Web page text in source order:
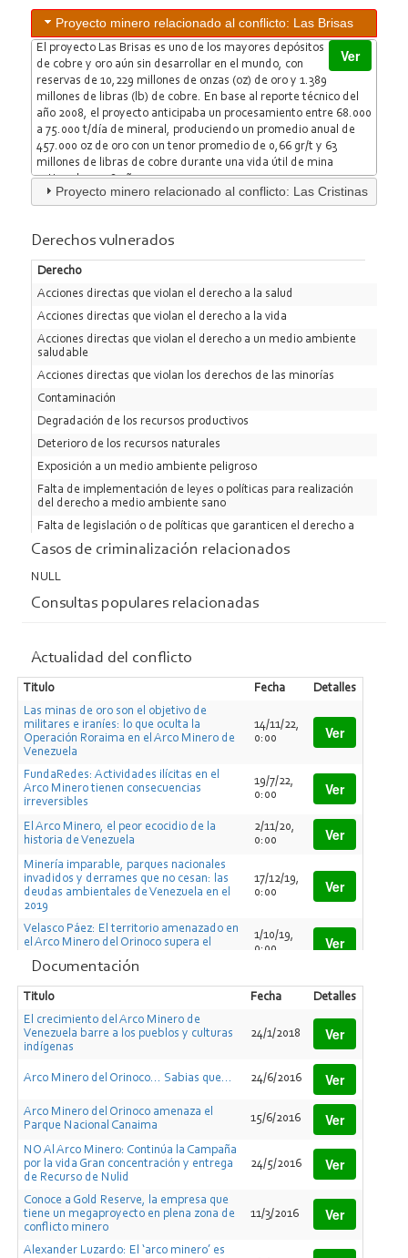
Proyecto minero relacionado al conflicto: Las Brisas
Ver
El proyecto Las Brisas es uno de los mayores depósitos
de cobre y oro aún sin desarrollar en el mundo, con
reservas de 10,229 millones de onzas (oz) de oro y 1.389
millones de libras (lb) de cobre. En base al reporte técnico del
año 2008, el proyecto anticipaba un procesamiento entre 68.000
a 75.000 t/día de mineral, produciendo un promedio anual de
457.000 oz de oro con un tenor promedio de 0,66 gr/t y 63
millones de libras de cobre durante una vida útil de mina
estimada en 18 años.
Proyecto minero relacionado al conflicto: Las Cristinas
Derechos vulnerados
Derecho
Acciones directas que violan el derecho a la salud
Acciones directas que violan el derecho a la vida
Acciones directas que violan el derecho a un medio ambiente
saludable
Acciones directas que violan los derechos de las minorías
Contaminación
Degradación de los recursos productivos
Deterioro de los recursos naturales
Exposición a un medio ambiente peligroso
Falta de implementación de leyes o políticas para realización
del derecho a medio ambiente sano
Falta de legislación o de políticas que garanticen el derecho a
un medio ambiente saludable
de las minorías
Violaciones al derecho a la salud
promulgación leyes o establer de políticas
Violaciones al derecho de los pueblos a la autodeterminacion
Casos de criminalización relacionados
NULL
Consultas populares relacionadas
Actualidad del conflicto
Titulo Fecha
Detalles
Las minas de oro son el objetivo de
militares e iraníes: lo que oculta la
Operación Roraima en el Arco Minero de
Venezuela
14/11/22,
0:00
Ver
FundaRedes: Actividades ilícitas en el
Arco Minero tienen consecuencias
irreversibles
19/7/22,
0:00
Ver
El Arco Minero, el peor ecocidio de la
historia de Venezuela
2/11/20,
0:00
Ver
Minería imparable, parques nacionales
invadidos y derrames que no cesan: las
deudas ambientales de Venezuela en el
2019
17/12/19,
0:00
Ver
Velasco Páez: El territorio amenazado en
el Arco Minero del Orinoco supera el
1/10/19,
0:00
Ver
el Arco Minero del Orinoco supera el
12/9/19,
0:00
Ver
La devastación en el Arco Minero del
Orinoco requerirá hasta 200 años para la
recuperación de los suelos
6/9/19,
Ver
Un video documenta la destrucción del
2/9/19,
Ver
Maduro critica “ecocidio” en Canaima
pero evita referirse a la destrucción
propiciada por el Arco Minero que él
instauró
Ver
El arco minero indígena en la Guayana
venezolana
Documentación
Titulo Fecha
Detalles
El crecimiento del Arco Minero de
Venezuela barre a los pueblos y culturas
indígenas
24/1/2018 Ver
Arco Minero del Orinoco... Sabias que… 24/6/2016 Ver
Arco Minero del Orinoco amenaza el
Parque Nacional Canaima
15/6/2016 Ver
NO Al Arco Minero: Continúa la Campaña
por la vida Gran concentración y entrega
de Recurso de Nulid
24/5/2016 Ver
Conoce a Gold Reserve, la empresa que
tiene un megaproyecto en plena zona de
conflicto minero
11/3/2016 Ver
Alexander Luzardo: El ‘arco minero’ es